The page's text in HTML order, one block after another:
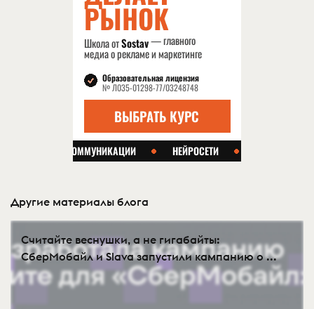
Другие материалы блога
Считайте веснушки, а не гигабайты:
СберМобайл и Slava запустили кампанию о ...